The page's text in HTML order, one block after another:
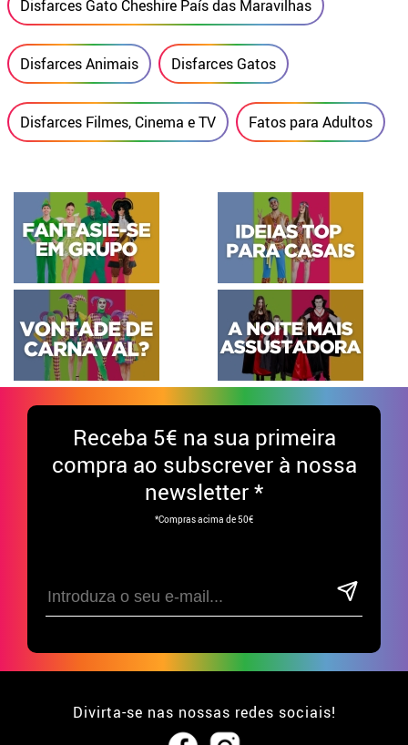
Disfarces Gato Cheshire País das Maravilhas
Disfarces Animais Disfarces Gatos
Disfarces Filmes, Cinema e TV Fatos para Adultos
Receba 5€ na sua primeira
compra ao subscrever à nossa
newsletter *
*Compras acima de 50€
Divirta-se nas nossas redes sociais!